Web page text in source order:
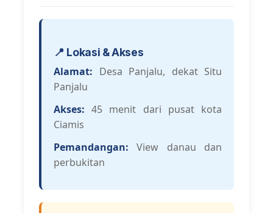
📍 Lokasi & Akses
Alamat: Desa Panjalu, dekat Situ
Panjalu
Akses: 45 menit dari pusat kota
Ciamis
Pemandangan: View danau dan
perbukitan